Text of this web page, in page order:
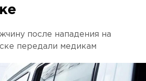
после нападения на
передали медикам